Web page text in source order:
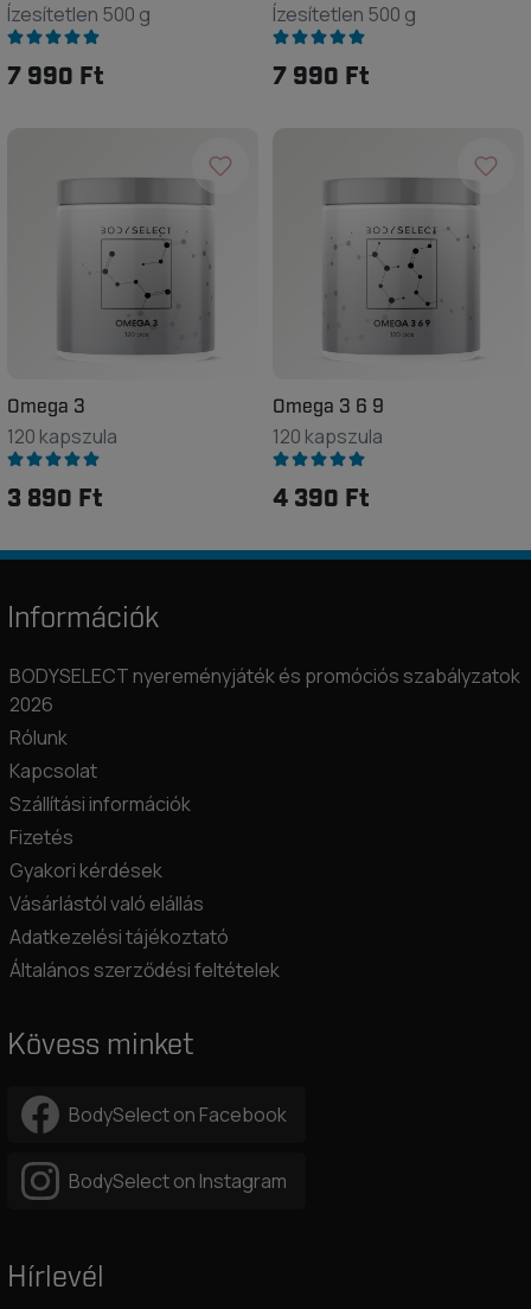
Ízesítetlen 500 g
7 990 Ft
Ízesítetlen 500 g
7 990 Ft
Omega 3
120 kapszula
3 890 Ft
Omega 3 6 9
120 kapszula
4 390 Ft
Információk
BODYSELECT nyereményjáték és promóciós szabályzatok
2026
Rólunk
Kapcsolat
Szállítási információk
Fizetés
Gyakori kérdések
Vásárlástól való elállás
Adatkezelési tájékoztató
Általános szerződési feltételek
Kövess minket
BodySelect on Facebook
BodySelect on Instagram
Hírlevél